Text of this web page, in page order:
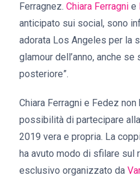
Ferragnez. Chiara Ferragni e
anticipato sui social, sono
adorata Los Angeles per la
glamour dell’anno, anche
posteriore”.
Chiara Ferragni e Fedez
possibilità di partecipare
2019 vera e propria. La
ha avuto modo di sfilare sul
esclusivo organizzato da